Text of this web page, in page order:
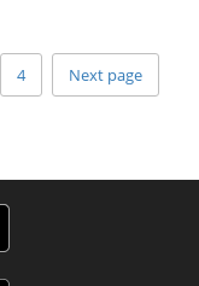
4 Next page